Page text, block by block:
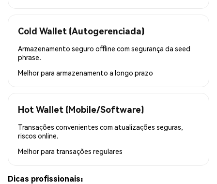
Cold Wallet (Autogerenciada)
Armazenamento seguro offline com segurança da seed
phrase.
Melhor para armazenamento a longo prazo
Hot Wallet (Mobile/Software)
Transações convenientes com atualizações seguras,
riscos online.
Melhor para transações regulares
Dicas profissionais: